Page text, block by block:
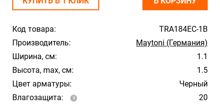
Код товара:
TRA184EC-1B
Производитель:
Maytoni (Германия)
Ширина, см:
1.1
Высота, max, см:
1.5
Цвет арматуры:
Черный
Влагозащита:
20